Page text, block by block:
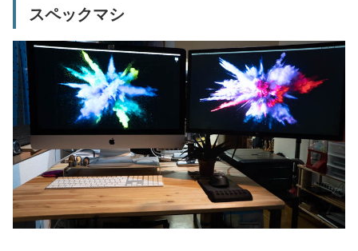
スペックマシ